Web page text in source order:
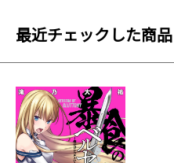
最近チェックした商品